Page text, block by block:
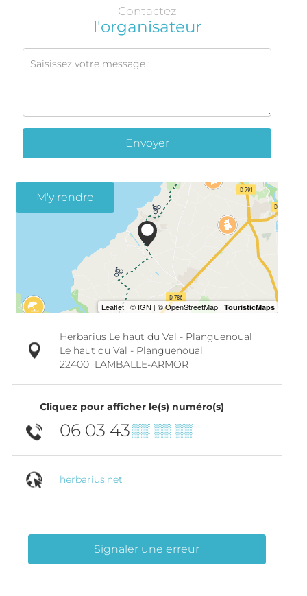
Contactez
l'organisateur
Envoyer
M'y rendre
Herbarius Le haut du Val - Planguenoual
Le haut du Val - Planguenoual
22400 LAMBALLE-ARMOR
Cliquez pour afficher le(s) numéro(s)
06 03 43▒▒ ▒▒ ▒▒
herbarius.net
Signaler une erreur